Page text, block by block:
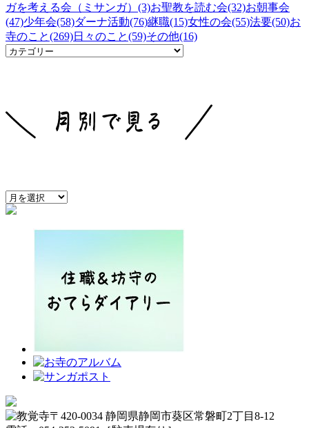
ガを考える会（ミサンガ）(3)お聖教を読む会(32)お朝事会
(47)少年会(58)ダーナ活動(76)継職(15)女性の会(55)法要(50)お
寺のこと(269)日々のこと(59)その他(16)
〒420-0034 静岡県静岡市葵区常磐町2丁目8-12